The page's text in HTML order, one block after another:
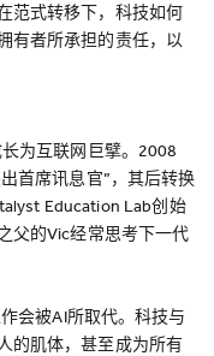
范式转移下，科技如何
有者所承担的责任，以
为互联网巨擘。2008
首席讯息官”，其后转换
Education Lab创始
父的Vic经常思考下一代
会被AI所取代。科技与
的肌体，甚至成为所有